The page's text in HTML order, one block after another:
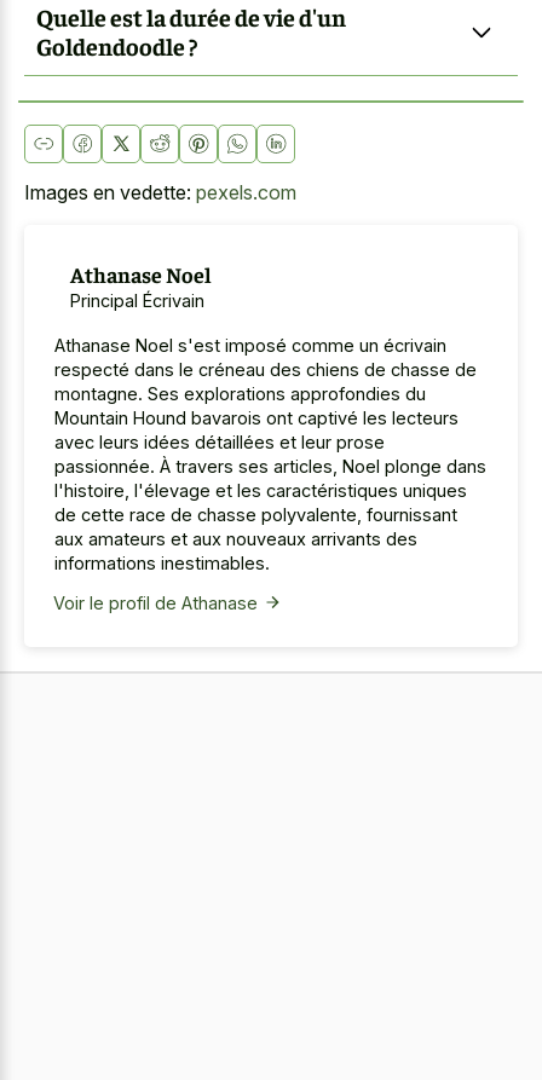
Quelle est la durée de vie d'un
Goldendoodle ?
Images en vedette: pexels.com
Athanase Noel
Principal Écrivain
Athanase Noel s'est imposé comme un écrivain
respecté dans le créneau des chiens de chasse de
montagne. Ses explorations approfondies du
Mountain Hound bavarois ont captivé les lecteurs
avec leurs idées détaillées et leur prose
passionnée. À travers ses articles, Noel plonge dans
l'histoire, l'élevage et les caractéristiques uniques
de cette race de chasse polyvalente, fournissant
aux amateurs et aux nouveaux arrivants des
informations inestimables.
Voir le profil de Athanase